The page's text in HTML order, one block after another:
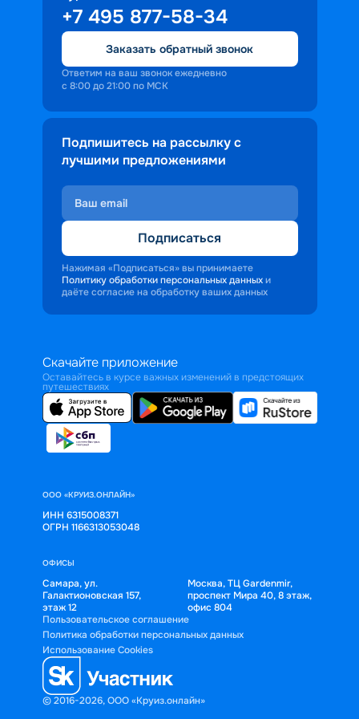
+7 495 877-58-34
Заказать обратный звонок
Ответим на ваш звонок ежедневно
с 8:00 до 21:00 по МСК
Подпишитесь на рассылку с
лучшими предложениями
Подписаться
Нажимая «Подписаться» вы принимаете
Политику обработки персональных данных и
даёте согласие на обработку ваших данных
Скачайте приложение
Оставайтесь в курсе важных изменений в предстоящих
путешествиях
ООО «КРУИЗ.ОНЛАЙН»
ИНН 6315008371
ОГРН 1166313053048
ОФИСЫ
Самара, ул.
Галактионовская 157,
этаж 12
Москва, ТЦ Gardenmir,
проспект Мира 40, 8 этаж,
офис 804
© 2016-2026, ООО «Круиз.онлайн»
Пользовательское соглашение
Политика обработки персональных данных
Использование Cookies